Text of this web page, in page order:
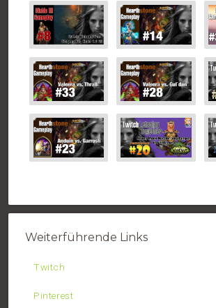
Weiterführende Links
Twitch
Pinterest